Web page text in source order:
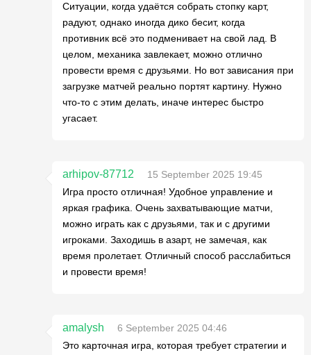
Ситуации, когда удаётся собрать стопку карт,
радуют, однако иногда дико бесит, когда
противник всё это подменивает на свой лад. В
целом, механика завлекает, можно отлично
провести время с друзьями. Но вот зависания при
загрузке матчей реально портят картину. Нужно
что-то с этим делать, иначе интерес быстро
угасает.
arhipov-87712
15 September 2025 19:45
Игра просто отличная! Удобное управление и
яркая графика. Очень захватывающие матчи,
можно играть как с друзьями, так и с другими
игроками. Заходишь в азарт, не замечая, как
время пролетает. Отличный способ расслабиться
и провести время!
amalysh
6 September 2025 04:46
Это карточная игра, которая требует стратегии и